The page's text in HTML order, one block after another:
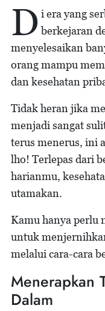
D i era yang
berkejaran
menyelesaikan
orang mampu
dan kesehatan
Tidak heran jika
menjadi sangat
terus menerus, ini
lho! Terlepas dari
harianmu,
utamakan.
Kamu hanya perlu
untuk
melalui cara-cara
Menerapkan
Dalam